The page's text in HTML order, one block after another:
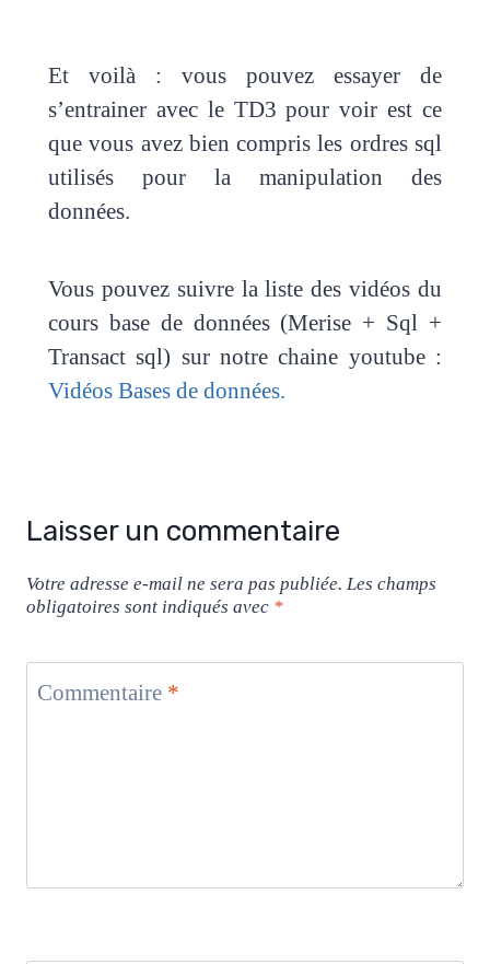
Et voilà : vous pouvez essayer de
s’entrainer avec le TD3 pour voir est ce
que vous avez bien compris les ordres sql
utilisés pour la manipulation des
données.
Vous pouvez suivre la liste des vidéos du
cours base de données (Merise + Sql +
Transact sql) sur notre chaine youtube :
Vidéos Bases de données.
Laisser un commentaire
Votre adresse e-mail ne sera pas publiée. Les champs
obligatoires sont indiqués avec *
Commentaire *